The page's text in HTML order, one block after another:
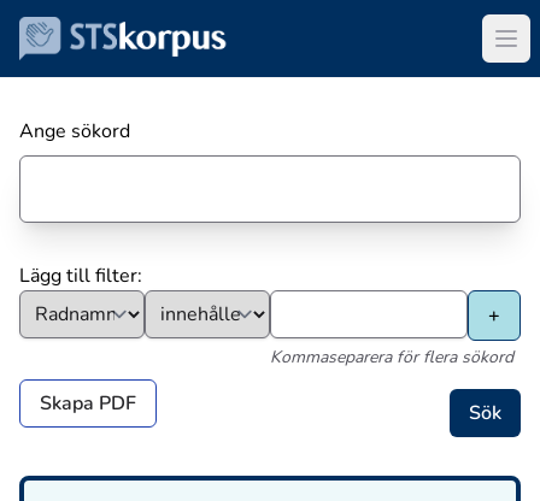
Ange sökord
Lägg till filter:
Kommaseparera för flera sökord
Skapa PDF